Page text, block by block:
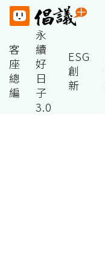
客
座
總
編
永
續
好
日
子
3.0
ESG
創
新